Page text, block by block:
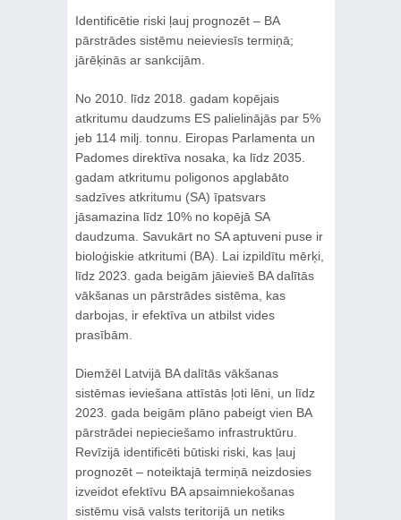
Identificētie riski ļauj prognozēt – BA
pārstrādes sistēmu neieviesīs termiņā;
jārēķinās ar sankcijām.
No 2010. līdz 2018. gadam kopējais
atkritumu daudzums ES palielinājās par 5%
jeb 114 milj. tonnu. Eiropas Parlamenta un
Padomes direktīva nosaka, ka līdz 2035.
gadam atkritumu poligonos apglabāto
sadzīves atkritumu (SA) īpatsvars
jāsamazina līdz 10% no kopējā SA
daudzuma. Savukārt no SA aptuveni puse ir
bioloģiskie atkritumi (BA). Lai izpildītu mērķi,
līdz 2023. gada beigām jāievieš BA dalītās
vākšanas un pārstrādes sistēma, kas
darbojas, ir efektīva un atbilst vides
prasībām.
Diemžēl Latvijā BA dalītās vākšanas
sistēmas ieviešana attīstās ļoti lēni, un līdz
2023. gada beigām plāno pabeigt vien BA
pārstrādei nepieciešamo infrastruktūru.
Revīzijā identificēti būtiski riski, kas ļauj
prognozēt – noteiktajā termiņā neizdosies
izveidot efektīvu BA apsaimniekošanas
sistēmu visā valsts teritorijā un netiks